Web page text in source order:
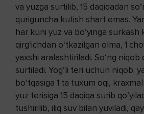
va yuzga surtilib, 15 daqiqadan
quriguncha kutish shart emas.
har kuni yuz va bo‘yinga surkash
qirg‘ichdan o‘tkazilgan olma, 1
yaxshi aralashtiriladi. So‘ng niqob
surtiladi. Yog‘li teri uchun niqob:
bo‘tqasiga 1 ta tuxum oqi,
yuz terisiga 15 daqiqa surib
tushirilib, iliq suv bilan yuviladi,